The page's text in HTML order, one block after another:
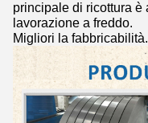
principale di ricottura è
lavorazione a freddo.
Migliori la fabbricabilità.